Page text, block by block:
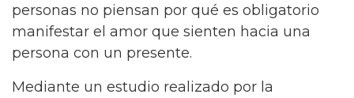
personas no piensan por qué es obligatorio
manifestar el amor que sienten hacia una
persona con un presente.
Mediante un estudio realizado por la